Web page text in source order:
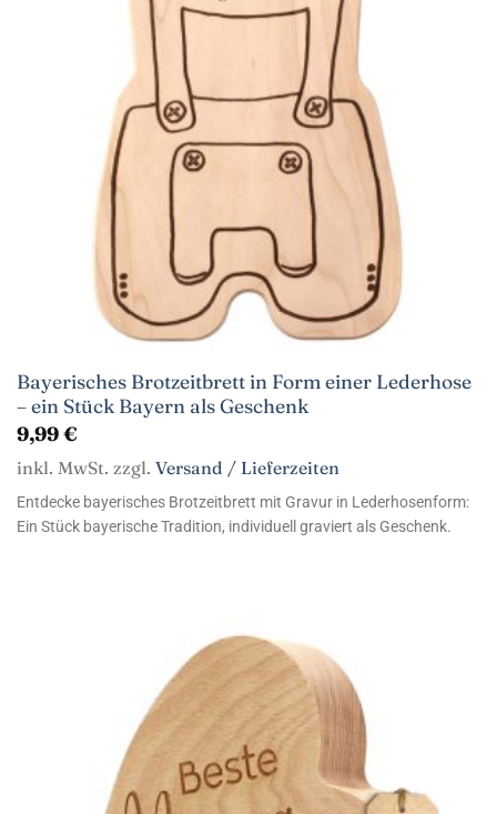
Bayerisches Brotzeitbrett in Form einer Lederhose
– ein Stück Bayern als Geschenk
9,99€
inkl. MwSt. zzgl. Versand / Lieferzeiten
Entdecke bayerisches Brotzeitbrett mit Gravur in Lederhosenform:
Ein Stück bayerische Tradition, individuell graviert als Geschenk.